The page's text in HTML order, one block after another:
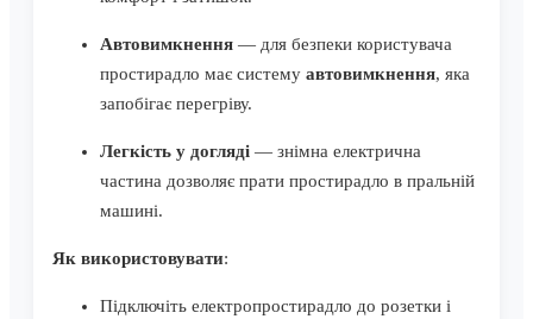
Автовимкнення — для безпеки користувача
простирадло має систему автовимкнення, яка
запобігає перегріву.
Легкість у догляді — знімна електрична
частина дозволяє прати простирадло в пральній
машині.
Як використовувати:
Підключіть електропростирадло до розетки і